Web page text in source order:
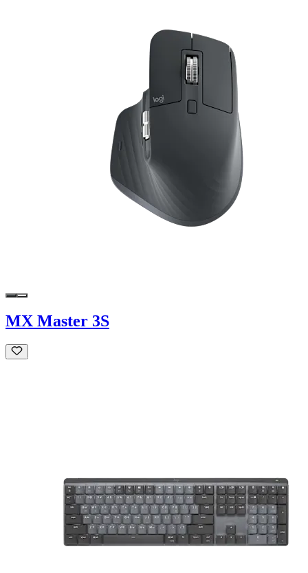
MX Master 3S